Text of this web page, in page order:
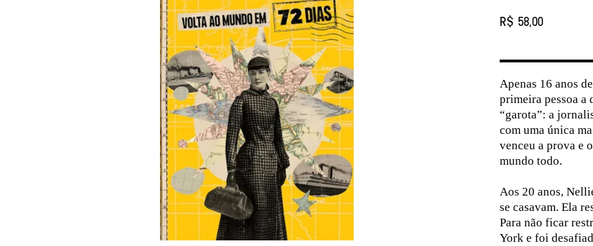
R$ 58,00
Apenas 16 anos
primeira pessoa a
“garota”: a
com uma única
venceu a prova e
mundo todo.
Aos 20 anos,
se casavam. Ela
Para não ficar
York e foi